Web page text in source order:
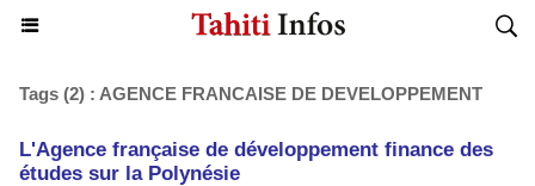
Tags (2) : AGENCE FRANCAISE DE DEVELOPPEMENT
L'Agence française de développement finance des
études sur la Polynésie